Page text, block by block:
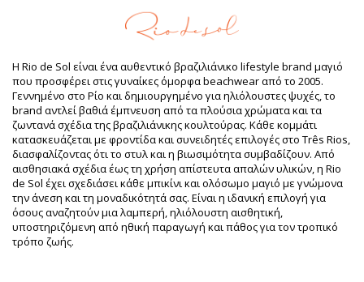
Επένδυση: 84% Polyamide, 16% Elastane - Oeko-Tex
UV Protection: UPF 50+
Πληροφορίες προϊόντος
Τμήμα: Γυναίκα, Σουτιέν
Η συσκευασία περιλαμβάνει: 1 x Σουτιέν (Δεν
περιλαμβάνονται άλλα αξεσουάρ)
HS CODE: 6112.41.0010
SKU: 1981115209
EAN: XS (7899810195975), S (7899810195982), M (7899810195999),
L (7899810196002), XL (7899810196019)
Βάρος: 55g / 0.12lb / 1.94oz
Η εκτύπωση δεν είναι ακριβής και μπορεί να ποικίλει ανάλογα
με την περικοπή
Βελτιωμένες ψηφιακά φωτογραφίες
Οδηγίες πλυσίματος &
Η Rio de Sol είναι ένα αυθεντικό βραζιλιάνικο lifestyle brand μαγιό
που προσφέρει στις γυναίκες όμορφα beachwear από το 2005.
Γεννημένο στο Ρίο και δημιουργημένο για ηλιόλουστες ψυχές, το
brand αντλεί βαθιά έμπνευση από τα πλούσια χρώματα και τα
ζωντανά σχέδια της βραζιλιάνικης κουλτούρας. Κάθε κομμάτι
κατασκευάζεται με φροντίδα και συνειδητές επιλογές στο Três Rios,
διασφαλίζοντας ότι το στυλ και η βιωσιμότητα συμβαδίζουν. Από
αισθησιακά σχέδια έως τη χρήση απίστευτα απαλών υλικών, η Rio
de Sol έχει σχεδιάσει κάθε μπικίνι και ολόσωμο μαγιό με γνώμονα
την άνεση και τη μοναδικότητά σας. Είναι η ιδανική επιλογή για
όσους αναζητούν μια λαμπερή, ηλιόλουστη αισθητική,
υποστηριζόμενη από ηθική παραγωγή και πάθος για τον τροπικό
τρόπο ζωής.